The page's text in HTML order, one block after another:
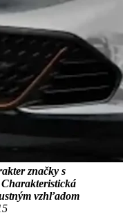
značky s
vzhľadom